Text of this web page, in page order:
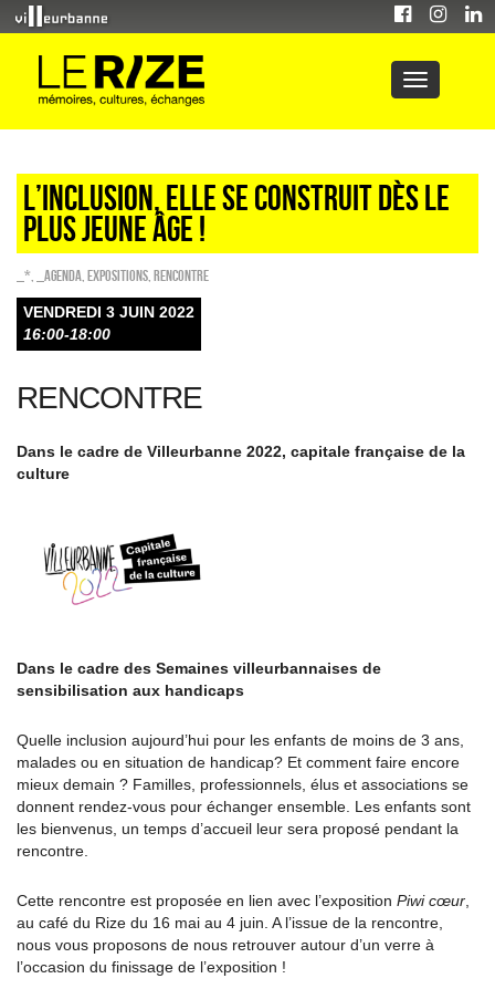
L’inclusion, elle se construit dès le
plus jeune âge !
_* _Agenda EXPOSITIONS Rencontre
VENDREDI 3 JUIN 2022
16:00-18:00
RENCONTRE
Dans le cadre de Villeurbanne 2022, capitale française de la
culture
Dans le cadre des Semaines villeurbannaises de
sensibilisation aux handicaps
Quelle inclusion aujourd’hui pour les enfants de moins de 3 ans,
malades ou en situation de handicap? Et comment faire encore
mieux demain ? Familles, professionnels, élus et associations se
donnent rendez-vous pour échanger ensemble. Les enfants sont
les bienvenus, un temps d’accueil leur sera proposé pendant la
rencontre.
Cette rencontre est proposée en lien avec l’exposition Piwi cœur
au café du Rize du 16 mai au 4 juin. A l’issue de la rencontre,
nous vous proposons de nous retrouver autour d’un verre à
l’occasion du finissage de l’exposition !